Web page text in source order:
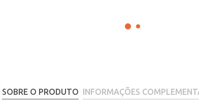
SOBRE O PRODUTO INFORMAÇÕES